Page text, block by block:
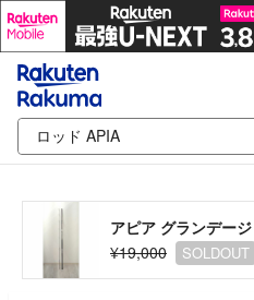
¥19,000
SOLDOUT